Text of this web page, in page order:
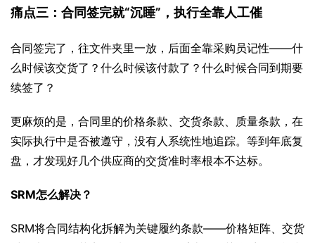
痛点三：合同签完就“沉睡”，执行全靠人工催
合同签完了，往文件夹里一放，后面全靠采购员记性——什
么时候该交货了？什么时候该付款了？什么时候合同到期要
续签了？
更麻烦的是，合同里的价格条款、交货条款、质量条款，在
实际执行中是否被遵守，没有人系统性地追踪。等到年底复
盘，才发现好几个供应商的交货准时率根本不达标。
SRM怎么解决？
SRM将合同结构化拆解为关键履约条款——价格矩阵、交货